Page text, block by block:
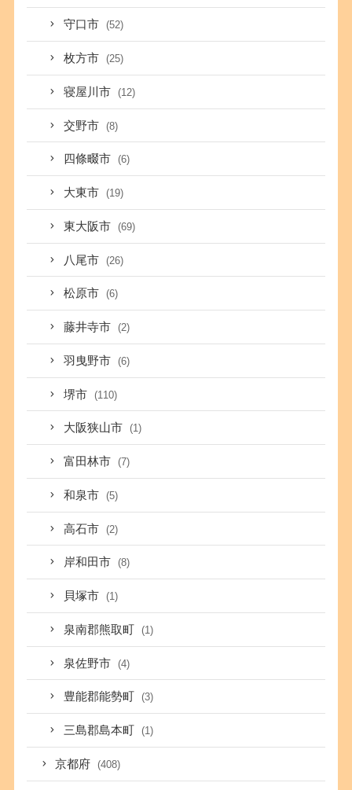
守口市 (52)
枚方市 (25)
寝屋川市 (12)
交野市 (8)
四條畷市 (6)
大東市 (19)
東大阪市 (69)
八尾市 (26)
松原市 (6)
藤井寺市 (2)
羽曳野市 (6)
堺市 (110)
大阪狭山市 (1)
富田林市 (7)
和泉市 (5)
高石市 (2)
岸和田市 (8)
貝塚市 (1)
泉南郡熊取町 (1)
泉佐野市 (4)
豊能郡能勢町 (3)
三島郡島本町 (1)
京都府 (408)